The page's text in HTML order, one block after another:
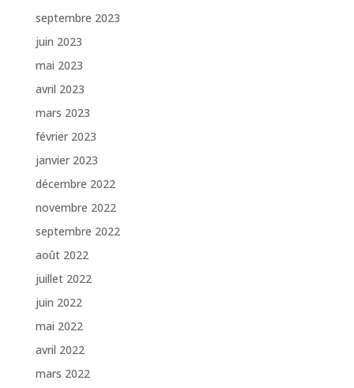
septembre 2023
juin 2023
mai 2023
avril 2023
mars 2023
février 2023
janvier 2023
décembre 2022
novembre 2022
septembre 2022
août 2022
juillet 2022
juin 2022
mai 2022
avril 2022
mars 2022